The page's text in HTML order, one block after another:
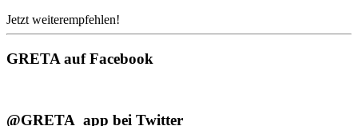
Jetzt weiterempfehlen!
GRETA auf Facebook
@GRETA_app bei Twitter